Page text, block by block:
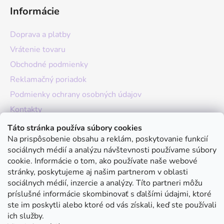
Táto stránka používa súbory cookies
Na prispôsobenie obsahu a reklám, poskytovanie funkcií
sociálnych médií a analýzu návštevnosti používame súbory
cookie. Informácie o tom, ako používate naše webové
stránky, poskytujeme aj našim partnerom v oblasti
sociálnych médií, inzercie a analýzy. Títo partneri môžu
príslušné informácie skombinovať s ďalšími údajmi, ktoré
ste im poskytli alebo ktoré od vás získali, keď ste používali
ich služby.
Informácie
Doprava a platby
Vrátenie tovaru
Obchodné podmienky
Reklamačný poriadok
Podmienky ochrany osobných údajov
Kontakty
O nás
Hodnotenie obchodu
Moja objednávka
Instagram